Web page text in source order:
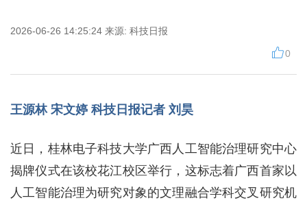
2026-06-26 14:25:24 来源: 科技日报
0
王源林 宋文婷 科技日报记者 刘昊
近日，桂林电子科技大学广西人工智能治理研究中心
揭牌仪式在该校花江校区举行，这标志着广西首家以
人工智能治理为研究对象的文理融合学科交叉研究机